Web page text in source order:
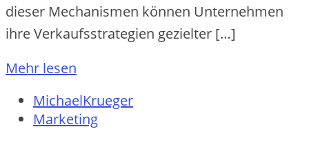
dieser Mechanismen können Unternehmen
ihre Verkaufsstrategien gezielter […]
Mehr lesen
MichaelKrueger
Marketing